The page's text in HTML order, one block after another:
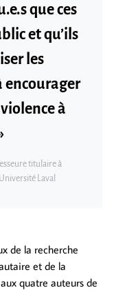
que ces
et qu’ils
les
encourager
à
titulaire à
Laval
de la recherche
et de la
quatre auteurs de